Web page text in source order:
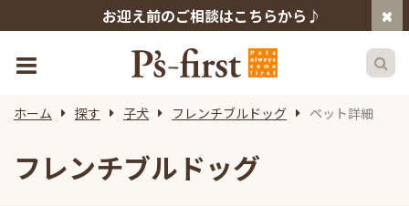
お迎え前のご相談はこちらから♪
ホーム 探す 子犬 フレンチブルドッグ ペット詳細
フレンチブルドッグ